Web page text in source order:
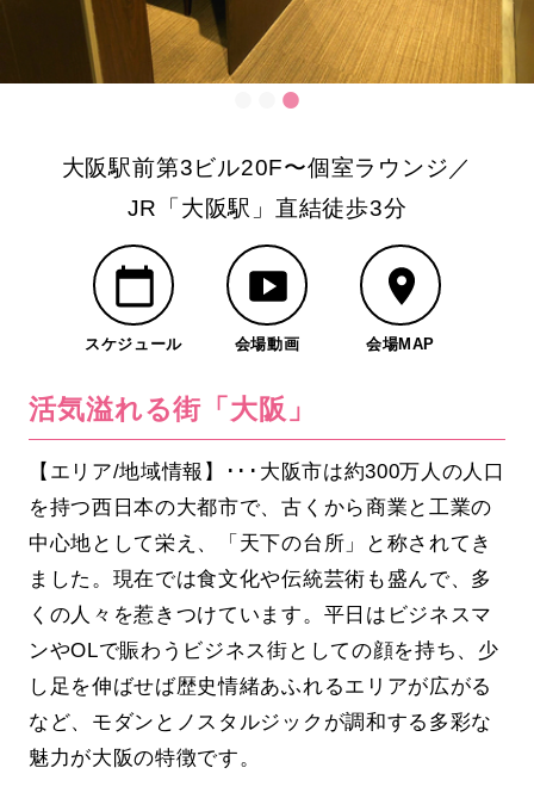
大阪駅前第3ビル20F〜個室ラウンジ／
JR「大阪駅」直結徒歩3分
スケジュール 会場動画 会場MAP
活気溢れる街「大阪」
【エリア/地域情報】･･･大阪市は約300万人の人口
を持つ西日本の大都市で、古くから商業と工業の
中心地として栄え、「天下の台所」と称されてき
ました。現在では食文化や伝統芸術も盛んで、多
くの人々を惹きつけています。平日はビジネスマ
ンやOLで賑わうビジネス街としての顔を持ち、少
し足を伸ばせば歴史情緒あふれるエリアが広がる
など、モダンとノスタルジックが調和する多彩な
魅力が大阪の特徴です。